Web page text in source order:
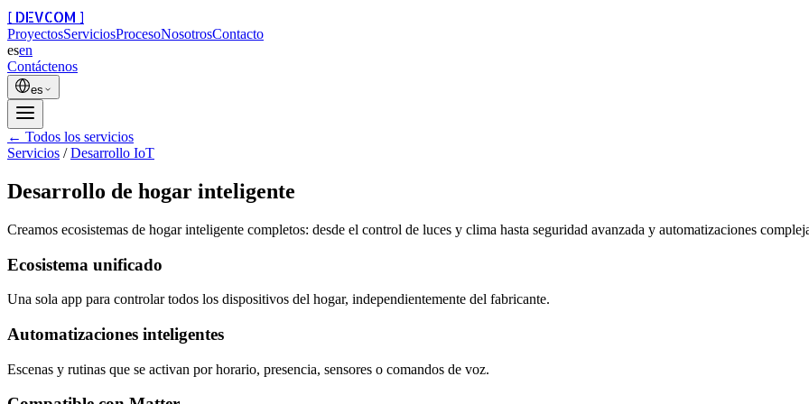
[ DEVCOM ]
ProyectosServiciosProcesoNosotrosContacto
esen
Contáctenos
es
← Todos los servicios
Servicios /Desarrollo IoT
Desarrollo de hogar inteligente
Creamos ecosistemas de hogar inteligente completos: desde el control de luces y clima hasta seguridad avanzada y automatizaciones
Ecosistema unificado
Una sola app para controlar todos los dispositivos del hogar, independientemente del fabricante.
Automatizaciones inteligentes
Escenas y rutinas que se activan por horario, presencia, sensores o comandos de voz.